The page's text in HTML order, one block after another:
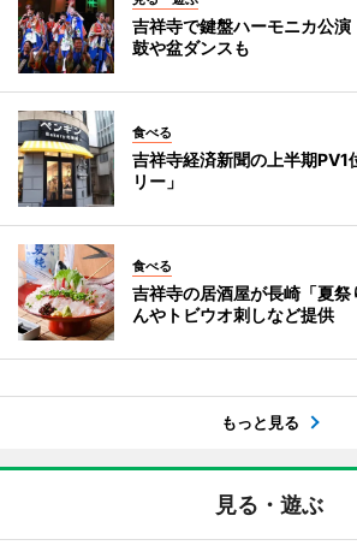
吉祥寺で鍵盤ハーモニカ公
鼓や盆ダンスも
食べる
吉祥寺経済新聞の上半期PV1
リー」
食べる
吉祥寺の居酒屋が長崎「夏
んやトビウオ刺しなど提供
もっと見る
見る・遊ぶ